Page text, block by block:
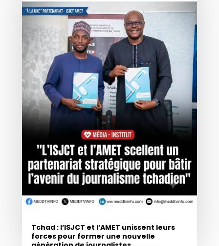
Tchad : l’ISJCT et l’AMET unissent leurs
forces pour former une nouvelle